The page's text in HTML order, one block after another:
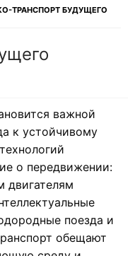
ТРАНСПОРТ БУДУЩЕГО
важной
к устойчивому
о передвижении:
поезда и
обещают